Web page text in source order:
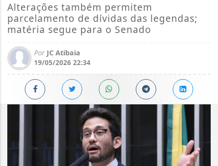
Alterações também permitem
parcelamento de dívidas das legendas;
matéria segue para o Senado
Por JC Atibaia
19/05/2026 22:34